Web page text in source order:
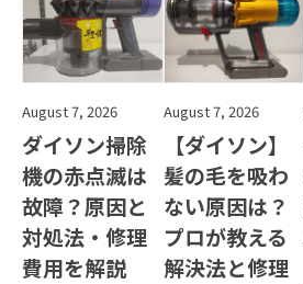
August 7, 2026
ダイソン掃除
機の赤点滅は
故障？原因と
対処法・修理
費用を解説
August 7, 2026
【ダイソン】
髪の毛を吸わ
ない原因は？
プロが教える
解決法と修理